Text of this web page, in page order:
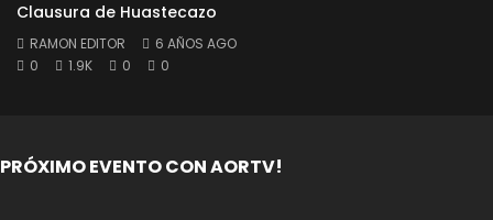
Clausura de Huastecazo
RAMON EDITOR
6 AÑOS AGO
0
1.9K 0 0
PRÓXIMO EVENTO CON AORTV!